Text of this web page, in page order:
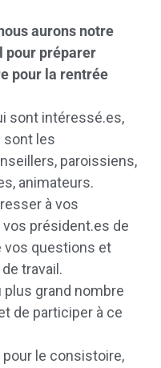
aurons notre
pour préparer
pour la rentrée
sont intéressé.es,
sont les
paroissiens,
animateurs.
à vos
président.es de
vos questions et
travail.
grand nombre
de participer à ce
le consistoire,